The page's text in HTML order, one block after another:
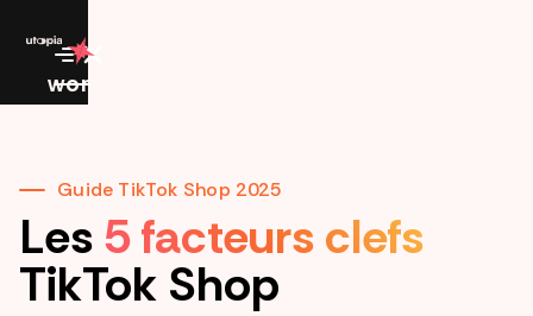
work
Guide TikTok Shop 2025
Les5 facteurs clefs
TikTok Shop